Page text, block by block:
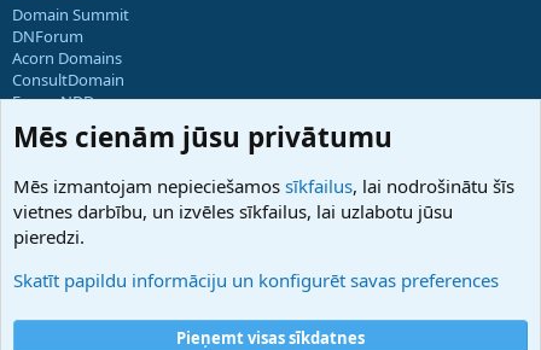
Domain Summit
DNForum
Acorn Domains
ConsultDomain
ForumNDD
Domainforum.ro
27.be
Hostmaria
Atbalsts
Palīdzība
Noteikumi un nosacījumi
Privātuma politika
Mēs cienām jūsu privātumu
Mēs izmantojam nepieciešamos sīkfailus, lai nodrošinātu šīs
vietnes darbību, un izvēles sīkfailus, lai uzlabotu jūsu
pieredzi.
Skatīt papildu informāciju un konfigurēt savas preferences
Pieņemt visas sīkdatnes